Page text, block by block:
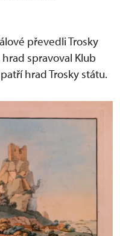
převedli Trosky
spravoval Klub
hrad Trosky státu.